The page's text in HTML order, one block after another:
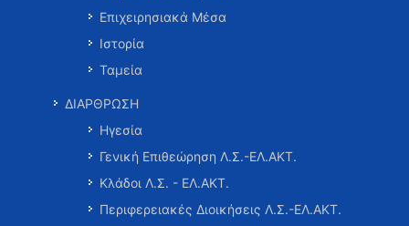
Επιχειρησιακά Μέσα
Ιστορία
Ταμεία
ΔΙΑΡΘΡΩΣΗ
Ηγεσία
Γενική Επιθεώρηση Λ.Σ.-ΕΛ.ΑΚΤ.
Κλάδοι Λ.Σ. - ΕΛ.ΑΚΤ.
Περιφερειακές Διοικήσεις Λ.Σ.-ΕΛ.ΑΚΤ.